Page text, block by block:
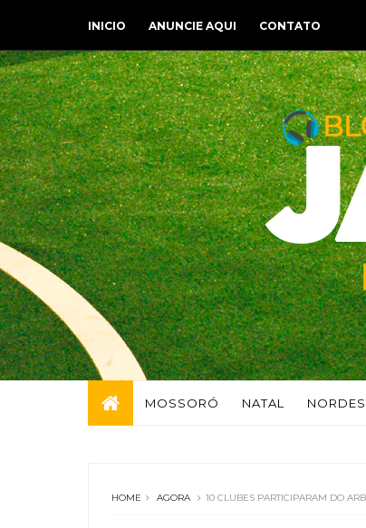
INICIO ANUNCIE AQUI CONTATO
MOSSORÓ NATAL
HOME AGORA 10 CLUBES PARTICIPARAM DO